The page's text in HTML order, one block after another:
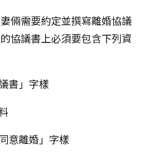
倆需要約定並撰寫離婚協議
協議書上必須要包含下列資
書」字樣
意離婚」字樣